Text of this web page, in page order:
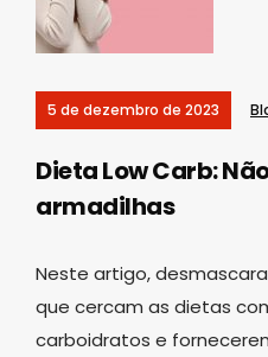
5 de dezembro de 2023
Dieta Low Carb:
armadilhas
Neste artigo,
que cercam as dietas
carboidratos e